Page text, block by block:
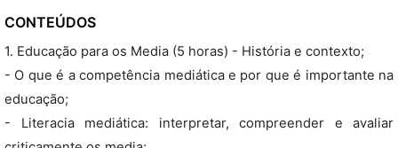
CONTEÚDOS
1. Educação para os Media (5 horas) - História e contexto;
- O que é a competência mediática e por que é importante na
educação;
- Literacia mediática: interpretar, compreender e avaliar